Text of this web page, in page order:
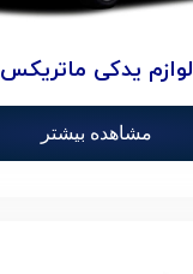
لوازم یدکی ماتریکس
مشاهده بیشتر